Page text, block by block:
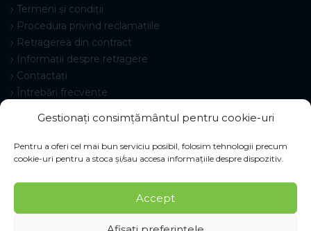
Gestionați consimțământul pentru cookie-uri
Pentru a oferi cel mai bun serviciu posibil, folosim tehnologii precum
cookie-uri pentru a stoca și/sau accesa informațiile despre dispozitiv.
Accept
Termeni și condiții
Procedura privind reclamațiile
Retragerea din contract
Informații despre retragere
Contactați
Întrebări frecvente
© 2026 Pracovné odevy ZIKO s. r. o., toate drepturile